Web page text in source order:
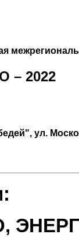
– 2022
ул.